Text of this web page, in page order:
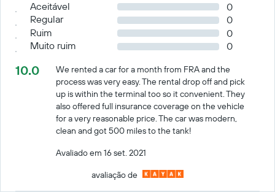
Aceitável
0
Regular
0
Ruim
0
Muito ruim
0
10.0
We rented a car for a month from FRA and the
process was very easy. The rental drop off and pick
up is within the terminal too so it convenient. They
also offered full insurance coverage on the vehicle
for a very reasonable price. The car was modern,
clean and got 500 miles to the tank!
Avaliado em 16 set. 2021
avaliação de